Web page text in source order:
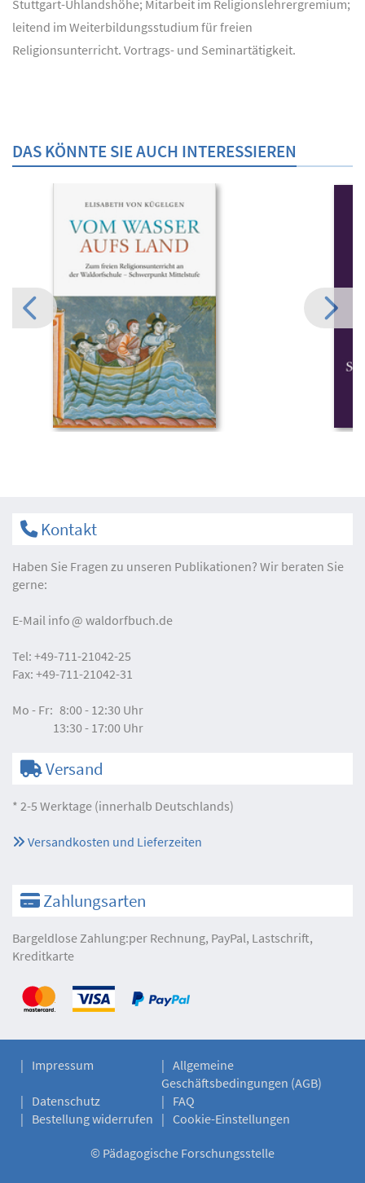
Stuttgart-Uhlandshöhe; Mitarbeit im Religionslehrergremium;
leitend im Weiterbildungsstudium für freien
Religionsunterricht. Vortrags- und Seminartätigkeit.
DAS KÖNNTE SIE AUCH INTERESSIEREN
Kontakt
Haben Sie Fragen zu unseren Publikationen? Wir beraten Sie
gerne:
E-Mail info waldorfbuch.de
Tel: +49-711-21042-25
Fax: +49-711-21042-31
Mo - Fr: 8:00 - 12:30 Uhr
13:30 - 17:00 Uhr
Versand
* 2-5 Werktage (innerhalb Deutschlands)
Versandkosten und Lieferzeiten
Zahlungsarten
Bargeldlose Zahlung:per Rechnung, PayPal, Lastschrift,
Kreditkarte
Impressum
Allgemeine
Geschäftsbedingungen (AGB)
Datenschutz
FAQ
Bestellung widerrufen
Cookie-Einstellungen
© Pädagogische Forschungsstelle